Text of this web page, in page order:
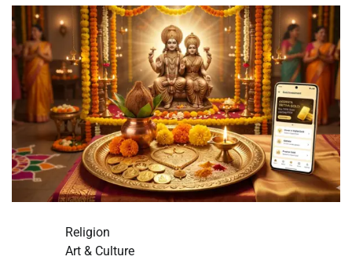
Religion
Art & Culture